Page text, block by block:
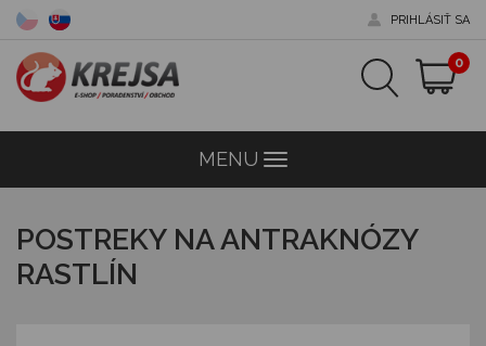
PRIHLÁSIŤ SA
0
MENU Menu
POSTREKY NA ANTRAKNÓZY
RASTLÍN